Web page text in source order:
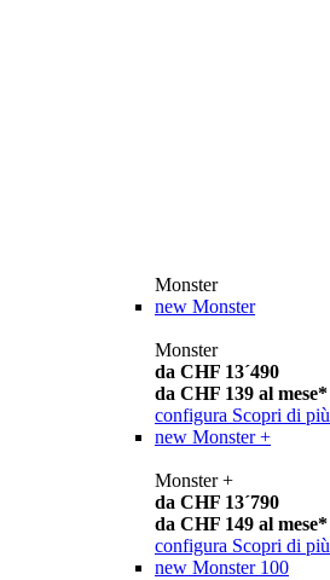
Monster
new Monster
Monster
da CHF 13´490
da CHF 139 al mese*
configura Scopri di più
new Monster +
Monster +
da CHF 13´790
da CHF 149 al mese*
configura Scopri di più
new Monster 100